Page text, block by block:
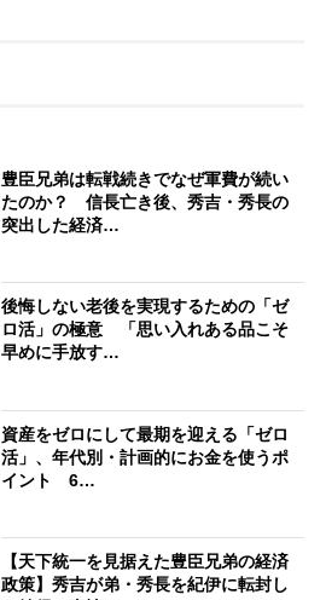
豊臣兄弟は転戦続きでなぜ軍費が続い
たのか？ 信長亡き後、秀吉・秀長の
突出した経済…
後悔しない老後を実現するための「ゼ
ロ活」の極意 「思い入れある品こそ
早めに手放す…
資産をゼロにして最期を迎える「ゼロ
活」、年代別・計画的にお金を使うポ
イント 6…
【天下統一を見据えた豊臣兄弟の経済
政策】秀吉が弟・秀長を紀伊に転封し